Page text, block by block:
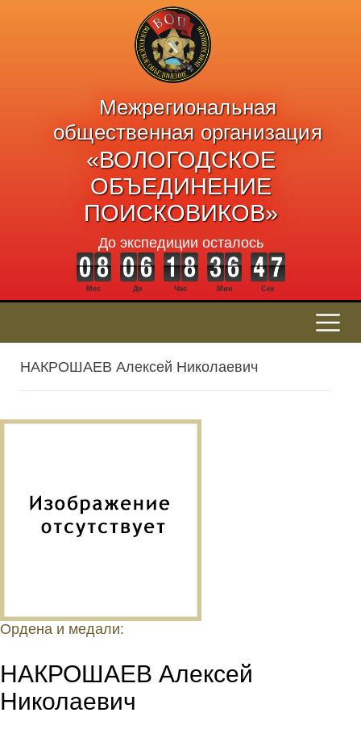
Межрегиональная
общественная организация
«ВОЛОГОДСКОЕ
ОБЪЕДИНЕНИЕ
ПОИСКОВИКОВ»
До экспедиции осталось
Мес Дн Час Мин Сек
НАКРОШАЕВ Алексей Николаевич
Ордена и медали:
НАКРОШАЕВ Алексей
Николаевич